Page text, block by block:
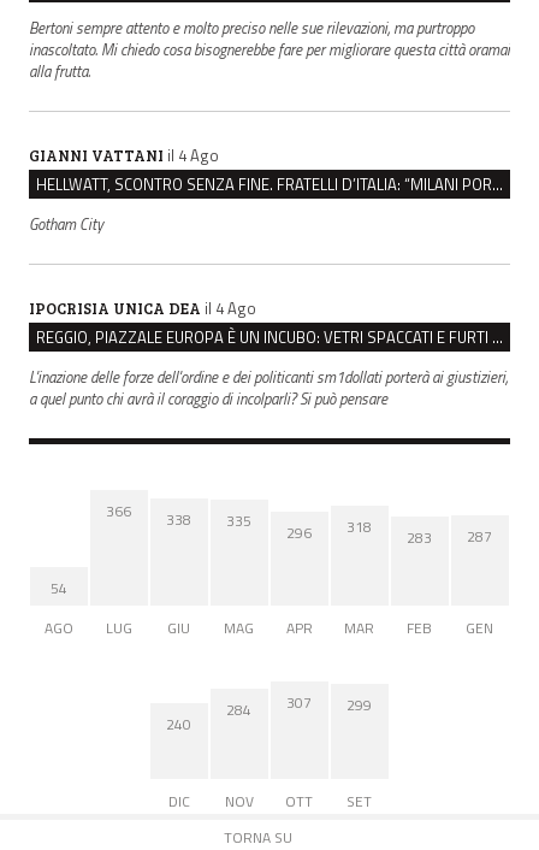
Bertoni sempre attento e molto preciso nelle sue rilevazioni, ma purtroppo
inascoltato. Mi chiedo cosa bisognerebbe fare per migliorare questa città oramai
alla frutta.
GIANNI VATTANI il 4 Ago
HELLWATT, SCONTRO SENZA FINE. FRATELLI D’ITALIA: “MILANI PORTA DOCUMENTI, DE FRANCO INSULTI”
Gotham City
IPOCRISIA UNICA DEA il 4 Ago
REGGIO, PIAZZALE EUROPA È UN INCUBO: VETRI SPACCATI E FURTI SULLE AUTO IN SOSTA
L'inazione delle forze dell'ordine e dei politicanti sm1dollati porterà ai giustizieri,
a quel punto chi avrà il coraggio di incolparli? Si può pensare
54
AGO
366
LUG
338
GIU
335
MAG
296
APR
318
MAR
283
FEB
287
GEN
240
DIC
284
NOV
307
OTT
299
SET
TORNA SU